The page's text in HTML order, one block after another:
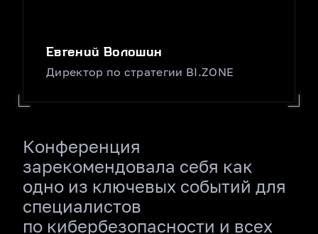
Евгений Волошин
Директор по стратегии BI.ZONE
Конференция
зарекомендовала себя как
одно из ключевых событий для
специалистов
по кибербезопасности и всех